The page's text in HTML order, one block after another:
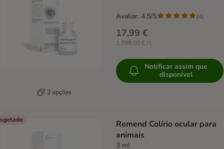
2 opções
17,99 €
1.799,00 € / l
Avaliar: 4.5/5 (4)
Notificar assim que
disponível
Remend Colírio ocular para
animais
3 ml